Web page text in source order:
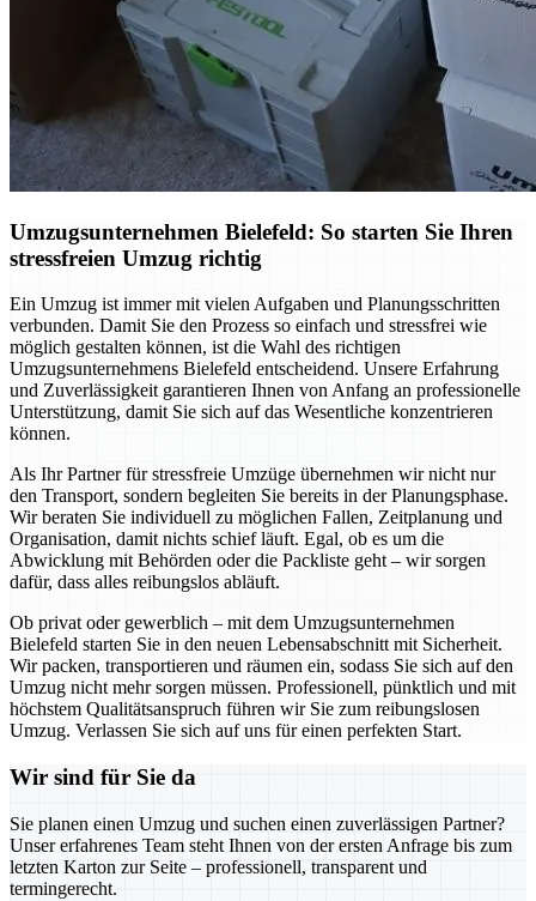
Umzugsunternehmen Bielefeld: So starten Sie Ihren
stressfreien Umzug richtig
Ein Umzug ist immer mit vielen Aufgaben und Planungsschritten
verbunden. Damit Sie den Prozess so einfach und stressfrei wie
möglich gestalten können, ist die Wahl des richtigen
Umzugsunternehmens Bielefeld entscheidend. Unsere Erfahrung
und Zuverlässigkeit garantieren Ihnen von Anfang an professionelle
Unterstützung, damit Sie sich auf das Wesentliche konzentrieren
können.
Als Ihr Partner für stressfreie Umzüge übernehmen wir nicht nur
den Transport, sondern begleiten Sie bereits in der Planungsphase.
Wir beraten Sie individuell zu möglichen Fallen, Zeitplanung und
Organisation, damit nichts schief läuft. Egal, ob es um die
Abwicklung mit Behörden oder die Packliste geht – wir sorgen
dafür, dass alles reibungslos abläuft.
Ob privat oder gewerblich – mit dem Umzugsunternehmen
Bielefeld starten Sie in den neuen Lebensabschnitt mit Sicherheit.
Wir packen, transportieren und räumen ein, sodass Sie sich auf den
Umzug nicht mehr sorgen müssen. Professionell, pünktlich und mit
höchstem Qualitätsanspruch führen wir Sie zum reibungslosen
Umzug. Verlassen Sie sich auf uns für einen perfekten Start.
Wir sind für Sie da
Sie planen einen Umzug und suchen einen zuverlässigen Partner?
Unser erfahrenes Team steht Ihnen von der ersten Anfrage bis zum
letzten Karton zur Seite – professionell, transparent und
termingerecht.